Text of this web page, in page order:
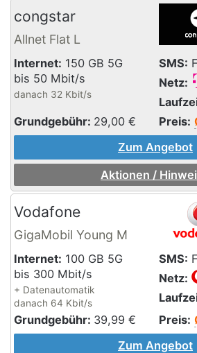
congstar
Allnet Flat L
Internet: 150 GB 5G
bis 50 Mbit/s
danach 32 Kbit/s
SMS:
Netz:
Grundgebühr: 29,00 € Preis:
Zum Angebot
Aktionen /
Vodafone
GigaMobil Young M
Internet: 100 GB 5G
bis 300 Mbit/s
+ Datenautomatik
danach 64 Kbit/s
SMS:
Netz:
Grundgebühr: 39,99 € Preis:
Zum Angebot